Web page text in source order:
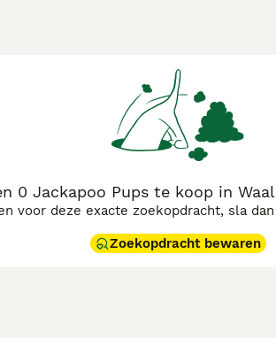
van hun ouderras erven. Het is
over dit hondenras.
0 Jackapoo Pups te koop in
voor deze exacte zoekopdracht, sla
Zoekopdracht bewaren